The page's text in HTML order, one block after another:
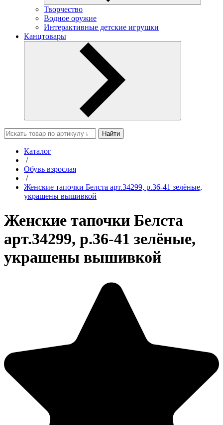
Творчество
Водное оружие
Интерактивные детские игрушки
Канцтовары
Найти
Каталог
/
Обувь взрослая
/
Женские тапочки Белста арт.34299, р.36-41 зелёные,
украшены вышивкой
Женские тапочки Белста
арт.34299, р.36-41 зелёные,
украшены вышивкой